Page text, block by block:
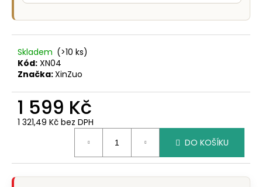
Skladem (>10 ks)
Kód: XN04
Značka:XinZuo
1 599 Kč
1 321,49 Kč bez DPH
DO KOŠÍKU